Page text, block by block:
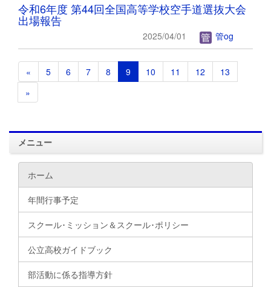
令和6年度 第44回全国高等学校空手道選抜大会
出場報告
2025/04/01 管og
« 5 6 7 8 9 10 11 12
13
»
メニュー
ホーム
年間行事予定
スクール･ミッション＆スクール･ポリシー
公立高校ガイドブック
部活動に係る指導方針